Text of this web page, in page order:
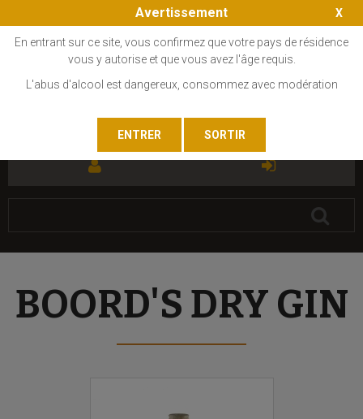
BOORD'S DRY GIN
Avertissement
En entrant sur ce site, vous confirmez que votre pays de résidence
vous y autorise et que vous avez l'âge requis.
L'abus d'alcool est dangereux, consommez avec modération